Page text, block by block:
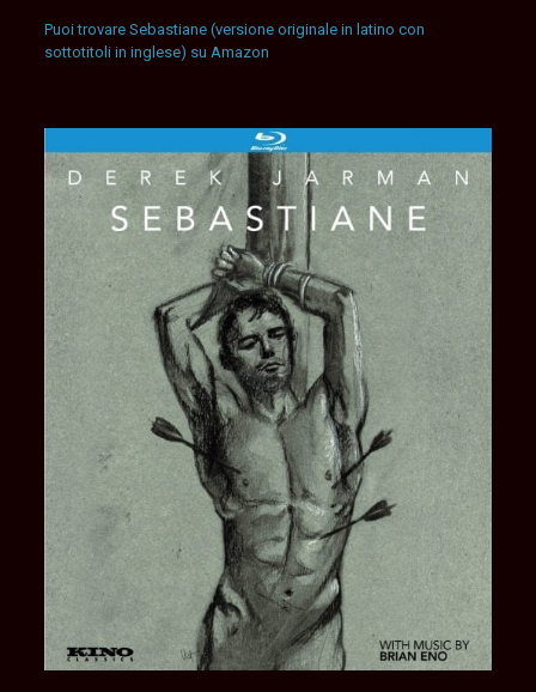
Puoi trovare Sebastiane (versione originale in latino con
sottotitoli in inglese) su Amazon